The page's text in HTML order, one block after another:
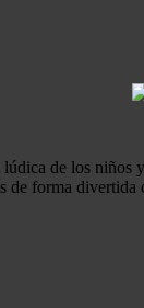
de los niños
de forma divertida